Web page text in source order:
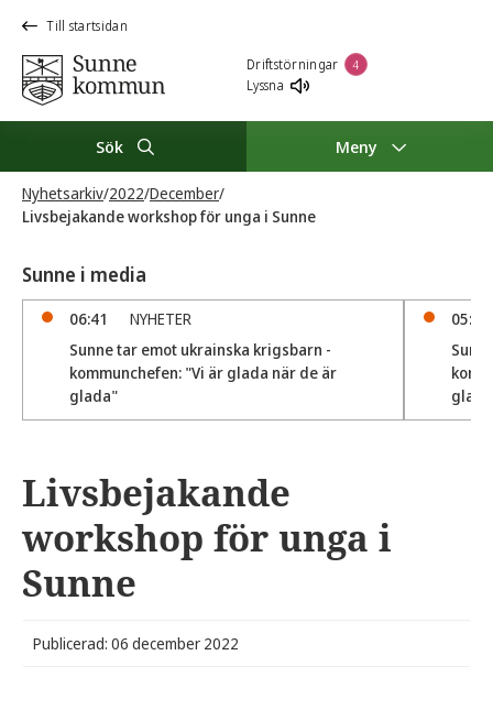
Till startsidan
Driftstörningar 4
Lyssna
Sök Meny
Nyhetsarkiv/2022/December/
Livsbejakande workshop för unga i Sunne
Sunne i media
06:41
NYHETER
Sunne tar emot ukrainska krigsbarn -
kommunchefen: "Vi är glada när de är
glada"
05:31
Livsbejakande
workshop för unga i
Sunne
Publicerad: 06 december 2022